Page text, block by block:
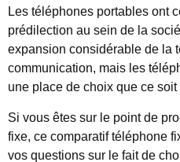
Les téléphones portables ont
prédilection au sein de la
expansion considérable de la
communication, mais les
une place de choix que ce
Si vous êtes sur le point de
fixe, ce comparatif téléphone
vos questions sur le fait de